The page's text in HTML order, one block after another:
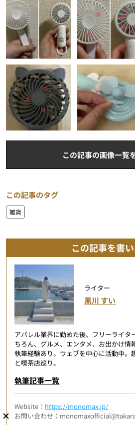
この記事の画像一覧
この記事のタグ
雑貨
この記事を書
ライター
黒川 すい
アパレル業界に勤めた後、フリーライタ
ちろん、グルメ、エンタメ、お出かけ情
執筆経験あり。ウェブを中心に活動中。
と喫茶店巡り。
執筆記事一覧
Website： https://monomax.jp/
お問い合わせ：